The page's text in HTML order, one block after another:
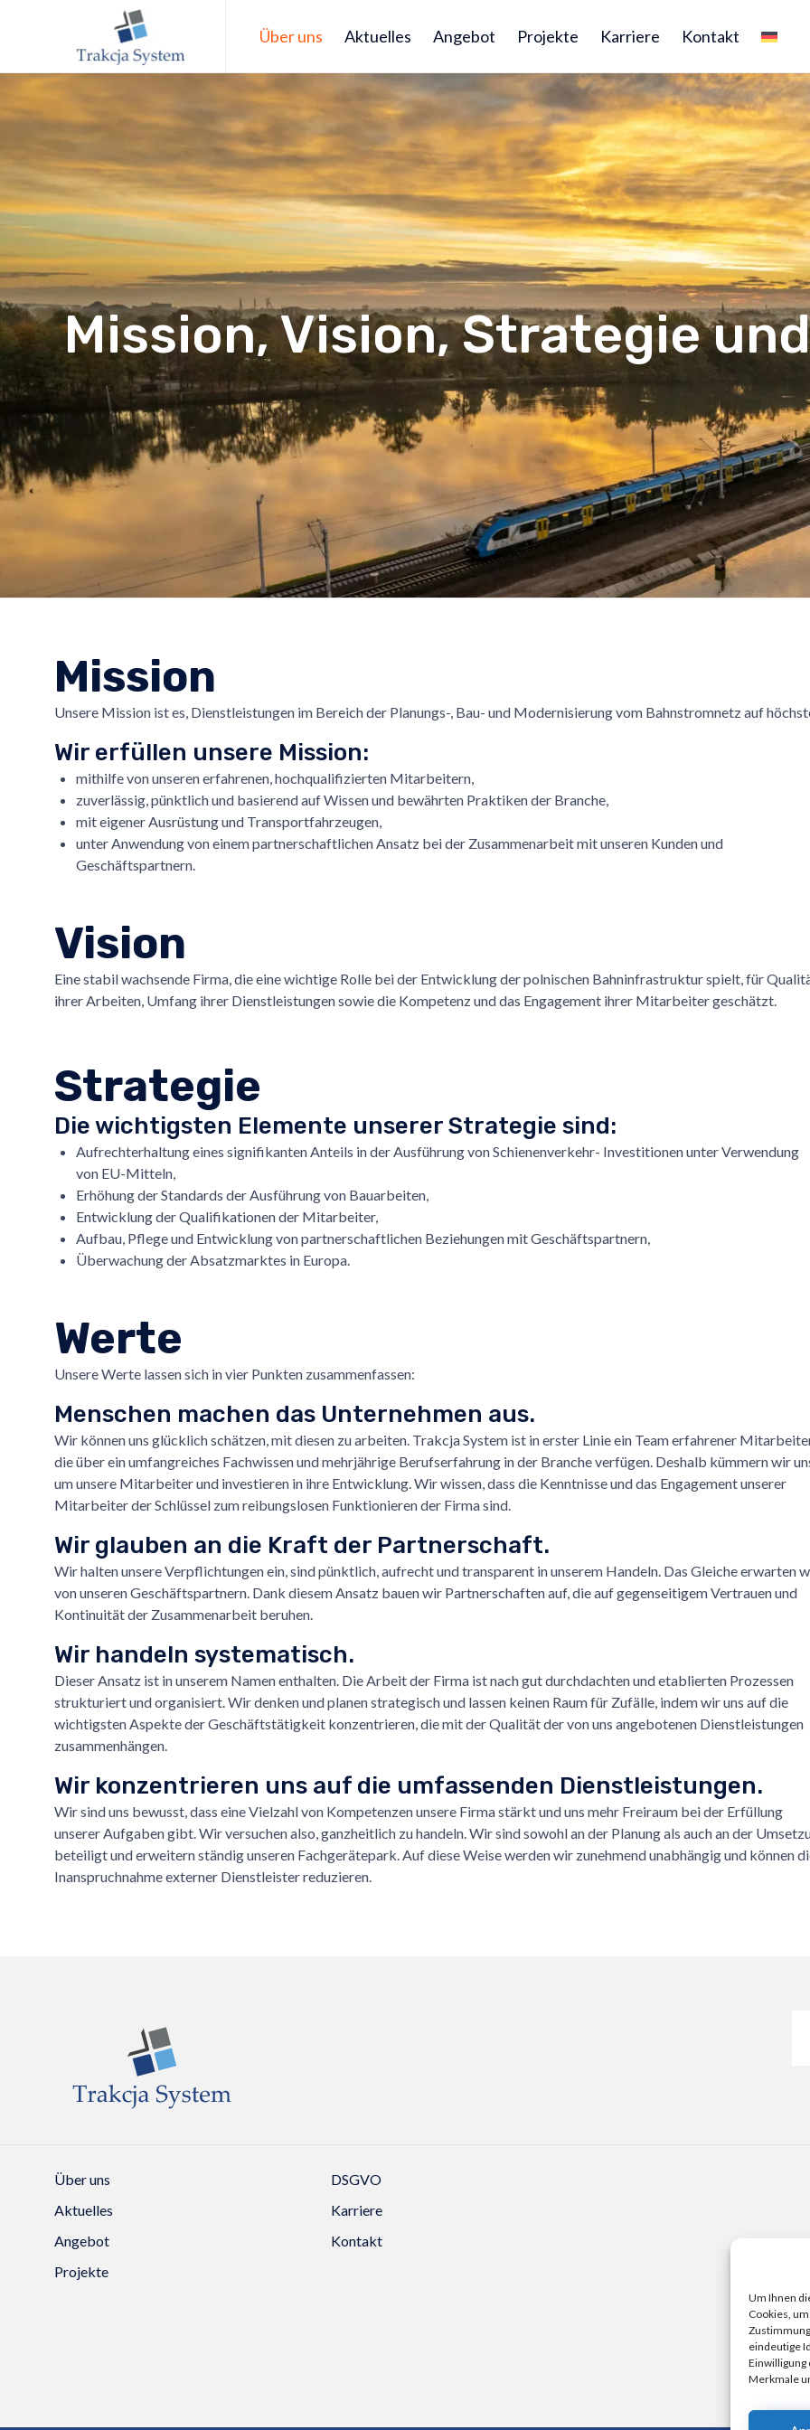
Um Ihnen
Cookies,
eindeutige
Einwilligung
Merkmale
Über uns Aktuelles Angebot Projekte Karriere Kontakt
Mission, Vision, Strategie
Mission
Unsere Mission ist es, Dienstleistungen im Bereich der Planungs-, Bau- und Modernisierung vom Bahnstromnetz auf
Wir erfüllen unsere Mission:
mithilfe von unseren erfahrenen, hochqualifizierten Mitarbeitern,
zuverlässig, pünktlich und basierend auf Wissen und bewährten Praktiken der Branche,
mit eigener Ausrüstung und Transportfahrzeugen,
unter Anwendung von einem partnerschaftlichen Ansatz bei der Zusammenarbeit mit unseren Kunden und
Geschäftspartnern.
Vision
Eine stabil wachsende Firma, die eine wichtige Rolle bei der Entwicklung der polnischen Bahninfrastruktur spielt, für
ihrer Arbeiten, Umfang ihrer Dienstleistungen sowie die Kompetenz und das Engagement ihrer Mitarbeiter geschätzt.
Strategie
Die wichtigsten Elemente unserer Strategie sind:
Aufrechterhaltung eines signifikanten Anteils in der Ausführung von Schienenverkehr- Investitionen unter Verwendung
von EU-Mitteln,
Erhöhung der Standards der Ausführung von Bauarbeiten,
Entwicklung der Qualifikationen der Mitarbeiter,
Aufbau, Pflege und Entwicklung von partnerschaftlichen Beziehungen mit Geschäftspartnern,
Überwachung der Absatzmarktes in Europa.
Werte
Unsere Werte lassen sich in vier Punkten zusammenfassen:
Menschen machen das Unternehmen aus.
Wir können uns glücklich schätzen, mit diesen zu arbeiten. Trakcja System ist in erster Linie ein Team erfahrener
die über ein umfangreiches Fachwissen und mehrjährige Berufserfahrung in der Branche verfügen. Deshalb kümmern wir
um unsere Mitarbeiter und investieren in ihre Entwicklung. Wir wissen, dass die Kenntnisse und das Engagement unserer
Mitarbeiter der Schlüssel zum reibungslosen Funktionieren der Firma sind.
Wir glauben an die Kraft der Partnerschaft.
Wir halten unsere Verpflichtungen ein, sind pünktlich, aufrecht und transparent in unserem Handeln. Das Gleiche erwarten
von unseren Geschäftspartnern. Dank diesem Ansatz bauen wir Partnerschaften auf, die auf gegenseitigem Vertrauen und
Kontinuität der Zusammenarbeit beruhen.
Wir handeln systematisch.
Dieser Ansatz ist in unserem Namen enthalten. Die Arbeit der Firma ist nach gut durchdachten und etablierten Prozessen
strukturiert und organisiert. Wir denken und planen strategisch und lassen keinen Raum für Zufälle, indem wir uns auf die
wichtigsten Aspekte der Geschäftstätigkeit konzentrieren, die mit der Qualität der von uns angebotenen Dienstleistungen
zusammenhängen.
Wir konzentrieren uns auf die umfassenden Dienstleistungen.
Wir sind uns bewusst, dass eine Vielzahl von Kompetenzen unsere Firma stärkt und uns mehr Freiraum bei der Erfüllung
unserer Aufgaben gibt. Wir versuchen also, ganzheitlich zu handeln. Wir sind sowohl an der Planung als auch an der
beteiligt und erweitern ständig unseren Fachgerätepark. Auf diese Weise werden wir zunehmend unabhängig und können
Inanspruchnahme externer Dienstleister reduzieren.
Über uns
Aktuelles
Angebot
Projekte
DSGVO
Karriere
Kontakt